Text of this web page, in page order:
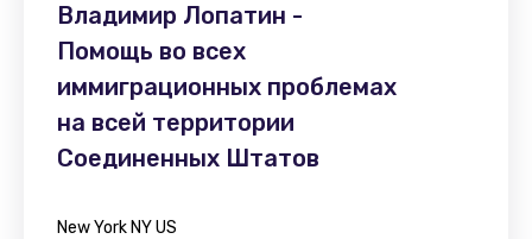
Владимир Лопатин -
Помощь во всех
иммиграционных проблемах
на всей территории
Соединенных Штатов
New York NY US